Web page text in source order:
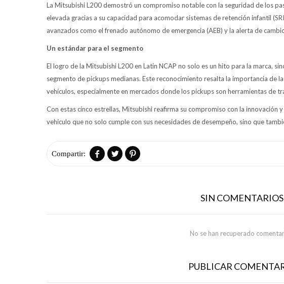
La Mitsubishi L200 demostró un compromiso notable con la seguridad de los
elevada gracias a su capacidad para acomodar sistemas de retención infantil
avanzados como el frenado autónomo de emergencia (AEB) y la alerta de
Un estándar para el segmento
El logro de la Mitsubishi L200 en Latin NCAP no solo es un hito para la marca,
segmento de pickups medianas. Este reconocimiento resalta la importancia de
vehículos, especialmente en mercados donde los pickups son herramientas de
Con estas cinco estrellas, Mitsubishi reafirma su compromiso con la innovación
vehículo que no solo cumple con sus necesidades de desempeño, sino que
  
SIN COMENTARIOS
No se han recuperado
PUBLICAR